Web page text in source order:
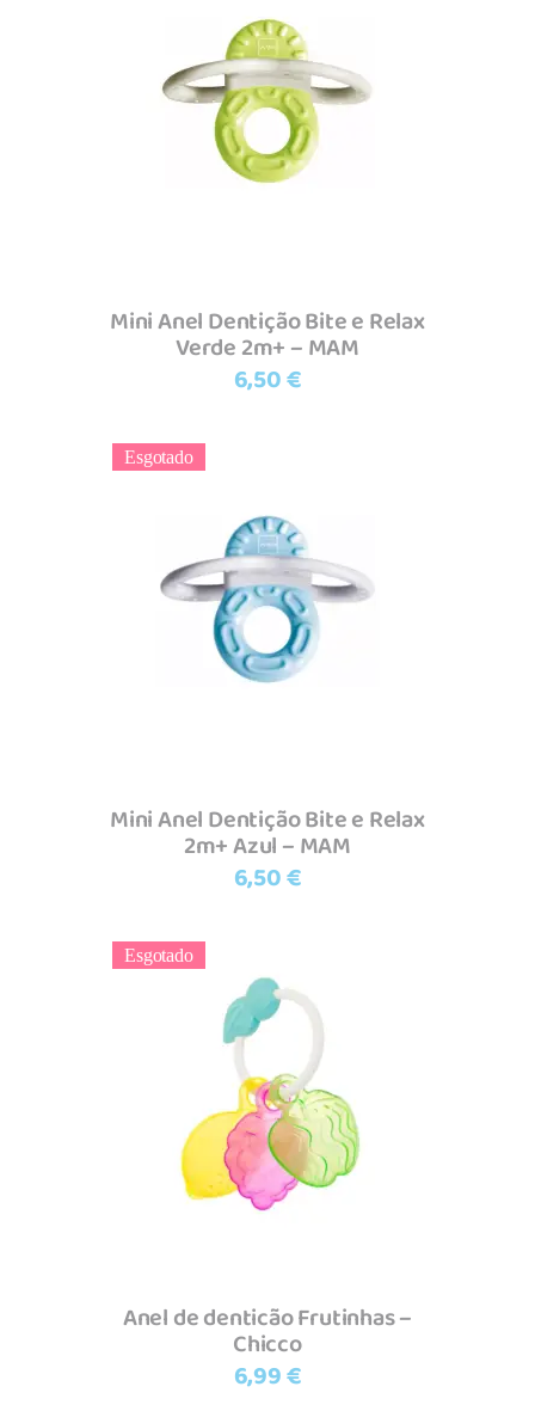
Adicionar
Mini Anel Dentição Bite e Relax
Verde 2m+ – MAM
6,50€
Esgotado
Ler mais
Mini Anel Dentição Bite e Relax
2m+ Azul – MAM
6,50€
Esgotado
Ler mais
Anel de denticão Frutinhas –
Chicco
6,99€